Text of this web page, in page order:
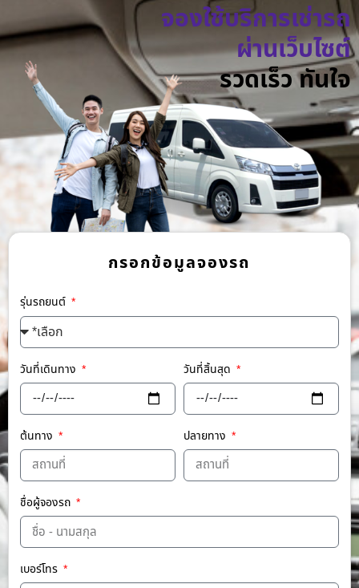
จองใช้บริการเช่ารถ
ผ่านเว็บไซต์
รวดเร็ว ทันใจ
กรอกข้อมูลจองรถ
รุ่นรถยนต์
วันที่เดินทาง วันที่สิ้นสุด
ต้นทาง ปลายทาง
ชื่อผู้จองรถ
เบอร์โทร